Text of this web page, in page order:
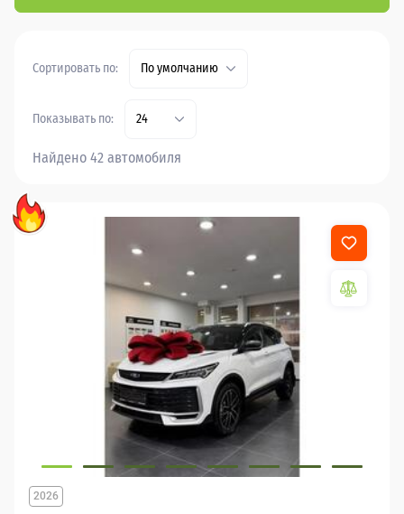
Сортировать по: По умолчанию
Показывать по: 24
Найдено 42 автомобиля
2026